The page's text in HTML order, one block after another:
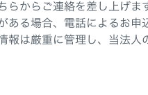
らからご連絡を差し上げます
ある場合、電話によるお申
報は厳重に管理し、当法人